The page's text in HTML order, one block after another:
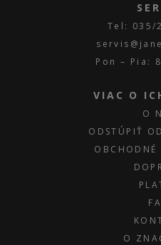
Tel: 035/
Pon – Pia:
VIAC O
O
ODSTÚPIŤ
OBCHODNÉ
O